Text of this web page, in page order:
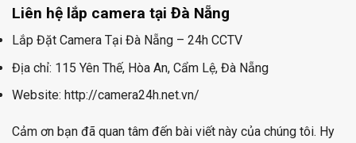
Liên hệ lắp camera tại Đà Nẵng
Lắp Đặt Camera Tại Đà Nẵng – 24h CCTV
Địa chỉ: 115 Yên Thế, Hòa An, Cẩm Lệ, Đà Nẵng
Website: http://camera24h.net.vn/
Cảm ơn bạn đã quan tâm đến bài viết này của chúng tôi. Hy